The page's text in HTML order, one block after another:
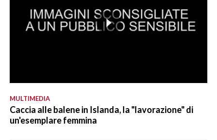
MULTIMEDIA
Caccia alle balene in Islanda, la "lavorazione" di
un'esemplare femmina